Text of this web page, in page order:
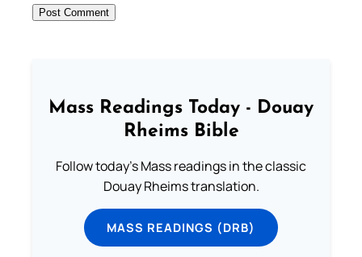
Mass Readings Today - Douay
Rheims Bible
Follow today's Mass readings in the classic
Douay Rheims translation.
MASS READINGS (DRB)